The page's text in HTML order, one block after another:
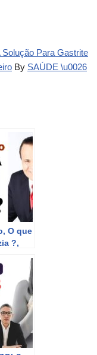
Para Gastrite
By SAÚDE \u0026
O que
?,
?